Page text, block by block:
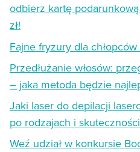
odbierz kartę
zł!
Fajne fryzury dla
Przedłużanie włosów:
– jaka metoda będzie
Jaki laser do depilacji
po rodzajach i skuteczności
Weź udział w konkursie